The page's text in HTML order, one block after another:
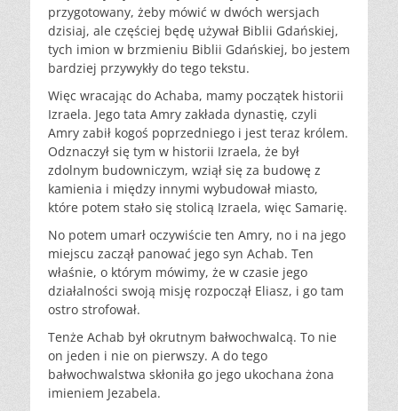
przygotowany, żeby mówić w dwóch wersjach
dzisiaj, ale częściej będę używał Biblii Gdańskiej,
tych imion w brzmieniu Biblii Gdańskiej, bo jestem
bardziej przywykły do tego tekstu.
Więc wracając do Achaba, mamy początek historii
Izraela. Jego tata Amry zakłada dynastię, czyli
Amry zabił kogoś poprzedniego i jest teraz królem.
Odznaczył się tym w historii Izraela, że był
zdolnym budowniczym, wziął się za budowę z
kamienia i między innymi wybudował miasto,
które potem stało się stolicą Izraela, więc Samarię.
No potem umarł oczywiście ten Amry, no i na jego
miejscu zaczął panować jego syn Achab. Ten
właśnie, o którym mówimy, że w czasie jego
działalności swoją misję rozpoczął Eliasz, i go tam
ostro strofował.
Tenże Achab był okrutnym bałwochwalcą. To nie
on jeden i nie on pierwszy. A do tego
bałwochwalstwa skłoniła go jego ukochana żona
imieniem Jezabela.